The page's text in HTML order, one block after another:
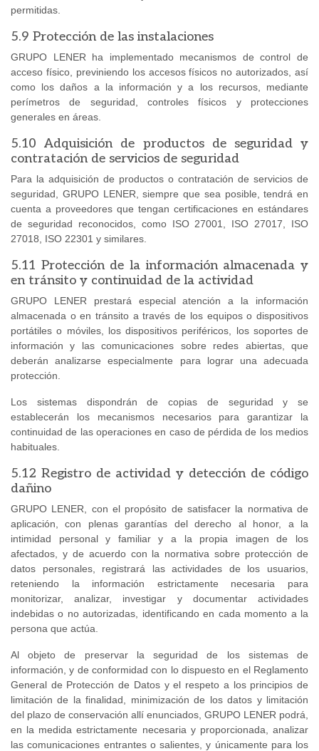
permitidas.
5.9 Protección de las instalaciones
GRUPO LENER ha implementado mecanismos de control de
acceso físico, previniendo los accesos físicos no autorizados, así
como los daños a la información y a los recursos, mediante
perímetros de seguridad, controles físicos y protecciones
generales en áreas.
5.10 Adquisición de productos de seguridad y
contratación de servicios de seguridad
Para la adquisición de productos o contratación de servicios de
seguridad, GRUPO LENER, siempre que sea posible, tendrá en
cuenta a proveedores que tengan certificaciones en estándares
de seguridad reconocidos, como ISO 27001, ISO 27017, ISO
27018, ISO 22301 y similares.
5.11 Protección de la información almacenada y
en tránsito y continuidad de la actividad
GRUPO LENER prestará especial atención a la información
almacenada o en tránsito a través de los equipos o dispositivos
portátiles o móviles, los dispositivos periféricos, los soportes de
información y las comunicaciones sobre redes abiertas, que
deberán analizarse especialmente para lograr una adecuada
protección.
Los sistemas dispondrán de copias de seguridad y se
establecerán los mecanismos necesarios para garantizar la
continuidad de las operaciones en caso de pérdida de los medios
habituales.
5.12 Registro de actividad y detección de código
dañino
GRUPO LENER, con el propósito de satisfacer la normativa de
aplicación, con plenas garantías del derecho al honor, a la
intimidad personal y familiar y a la propia imagen de los
afectados, y de acuerdo con la normativa sobre protección de
datos personales, registrará las actividades de los usuarios,
reteniendo la información estrictamente necesaria para
monitorizar, analizar, investigar y documentar actividades
indebidas o no autorizadas, identificando en cada momento a la
persona que actúa.
Al objeto de preservar la seguridad de los sistemas de
información, y de conformidad con lo dispuesto en el Reglamento
General de Protección de Datos y el respeto a los principios de
limitación de la finalidad, minimización de los datos y limitación
del plazo de conservación allí enunciados, GRUPO LENER podrá,
en la medida estrictamente necesaria y proporcionada, analizar
las comunicaciones entrantes o salientes, y únicamente para los